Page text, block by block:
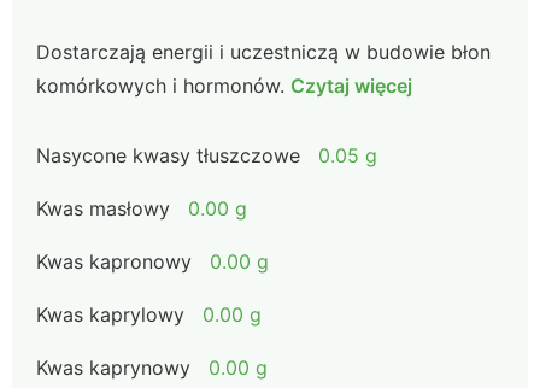
Dostarczają energii i uczestniczą w budowie błon
komórkowych i hormonów. Czytaj więcej
Nasycone kwasy tłuszczowe 0.05 g
Kwas masłowy 0.00 g
Kwas kapronowy 0.00 g
Kwas kaprylowy 0.00 g
Kwas kaprynowy 0.00 g